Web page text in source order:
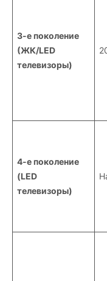
3-е поколение
(ЖК/LED
телевизоры)
4-е поколение
(LED
телевизоры)